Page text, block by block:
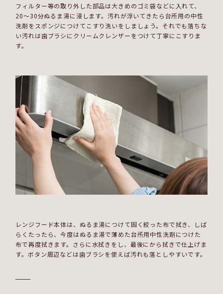
フィルター等の取り外した部品は大きめのゴミ袋などに入れて、
20～30分ぬるま湯に浸します。汚れが浮いてきたら台所用の中性
洗剤をスポンジにつけてこすり洗いをしましょう。それでも落ちな
い汚れは歯ブラシにクリームクレンザーをつけて丁寧にこすりま
す。
レンジフード本体は、ぬるま湯につけて固く絞った布で拭き、しば
らくたったら、今度はぬるま湯で薄めた台所用中性洗剤につけた
布で再度拭きます。さらに水拭きをし、最後にから拭きで仕上げま
す。ボタン周辺などは歯ブラシを使えば汚れも落としやすいです。